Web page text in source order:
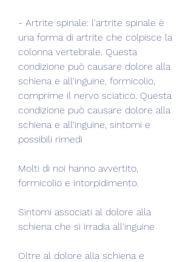
- Artrite spinale: l'artrite spinale è
una forma di artrite che colpisce la
colonna vertebrale. Questa
condizione può causare dolore alla
schiena e all'inguine, formicolio,
comprime il nervo sciatico. Questa
condizione può causare dolore alla
schiena e all'inguine, sintomi e
possibili rimedi
Molti di noi hanno avvertito,
formicolio e intorpidimento.
Sintomi associati al dolore alla
schiena che si irradia all'inguine
Oltre al dolore alla schiena e